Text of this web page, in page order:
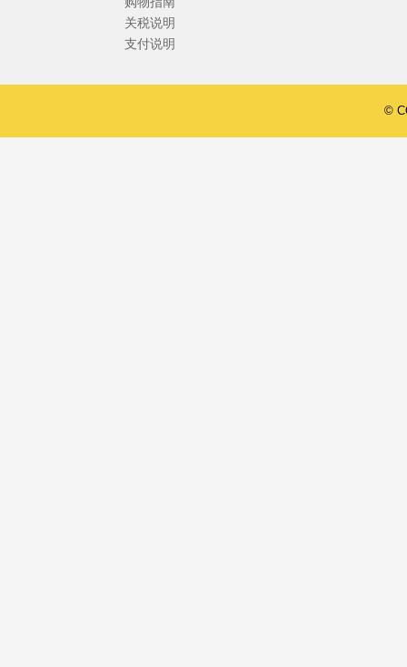
关税说明
支付说明
©